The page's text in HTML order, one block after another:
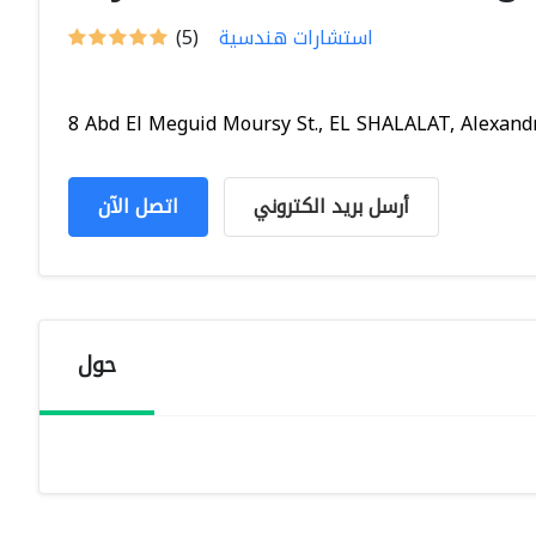
(5) استشارات هندسية
8 Abd El Meguid Moursy St., EL SHALALAT,
اتصل الآن أرسل بريد الكتروني
حول